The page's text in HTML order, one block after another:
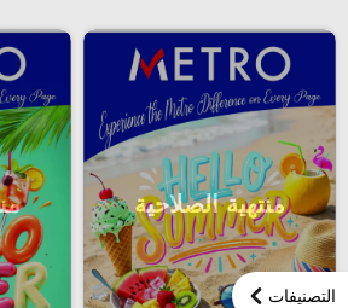
التصنيفات
منتهية الصلاحية